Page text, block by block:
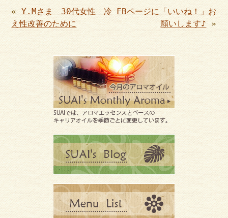
«Y.Mさま 30代女性 冷
え性改善のために
FBページに「いいね！」お
願いします♪ »